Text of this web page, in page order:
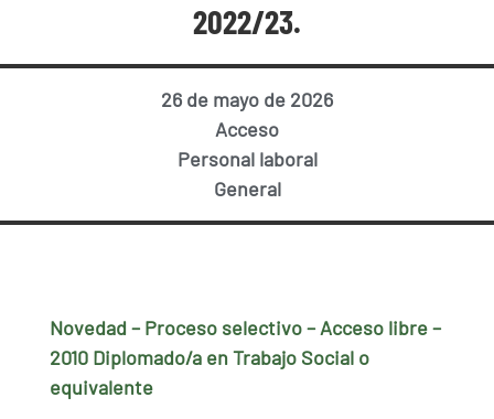
2022/23.
26 de mayo de 2026
Acceso
Personal laboral
General
Novedad – Proceso selectivo – Acceso libre –
2010 Diplomado/a en Trabajo Social o
equivalente